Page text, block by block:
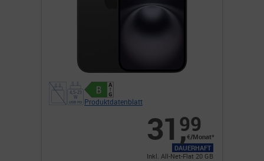
Produktdatenblatt
31,
99
€/Monat*
DAUERHAFT
Inkl. All-Net-Flat 20 GB